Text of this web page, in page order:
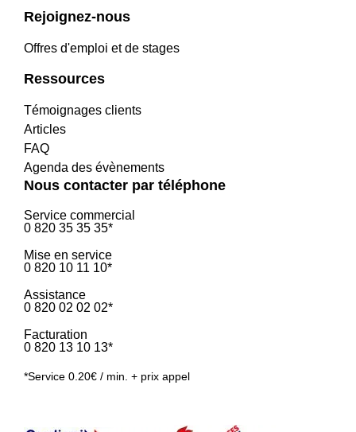
Rejoignez-nous
Offres d'emploi et de stages
Ressources
Témoignages clients
Articles
FAQ
Agenda des évènements
Nous contacter par téléphone
Service commercial
0 820 35 35 35*
Mise en service
0 820 10 11 10*
Assistance
0 820 02 02 02*
Facturation
0 820 13 10 13*
*Service 0.20€ / min. + prix appel